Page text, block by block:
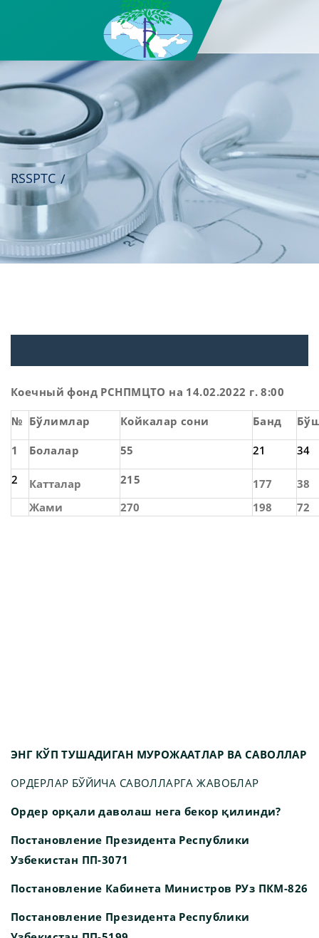
RSSPTC
Коечный фонд РСНПМЦТО на 14.02.2022 г. 8:00
№ Бўлимлар Койкалар сони Банд
1 Болалар 55 21 34
2 Катталар 215 177
38
Жами
270 198 72
ЭНГ КЎП ТУШАДИГАН МУРОЖААТЛАР ВА САВОЛЛАР
ОРДЕРЛАР БЎЙИЧА САВОЛЛАРГА ЖАВОБЛАР
Ордер орқали даволаш нега бекор қилинди?
Постановление Президента Республики
Узбекистан ПП-3071
Постановление Кабинета Министров РУз ПКМ-826
Постановление Президента Республики